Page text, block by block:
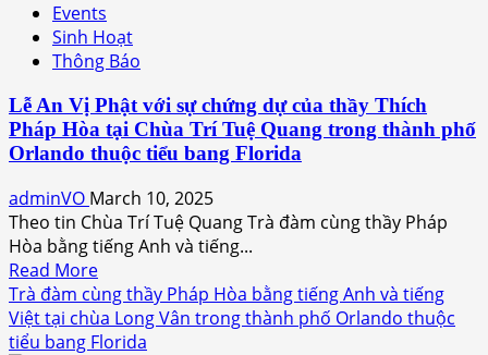
Exhibition
Orlando
Thông
360°
Movie
Night
at
Luminary
Green
Park
Events
Sinh Hoạt
Thông Báo
Lễ An Vị Phật với sự chứng dự của thầy Thích
Pháp Hòa tại Chùa Trí Tuệ Quang trong thành phố
Orlando thuộc tiểu bang Florida
adminVO March 10, 2025
Theo tin Chùa Trí Tuệ Quang Trà đàm cùng thầy Pháp
Hòa bằng tiếng Anh và tiếng...
Read MoreRead
more
about
Lễ
Trà đàm cùng thầy Pháp Hòa bằng tiếng Anh và tiếng
Việt tại chùa Long Vân trong thành phố Orlando thuộc
tiểu bang Florida